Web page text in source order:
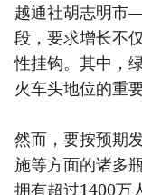
越通社胡志明市
段，要求增长不
性挂钩。其中，
火车头地位的重
然而，要按预期
施等方面的诸多
拥有超过1400万